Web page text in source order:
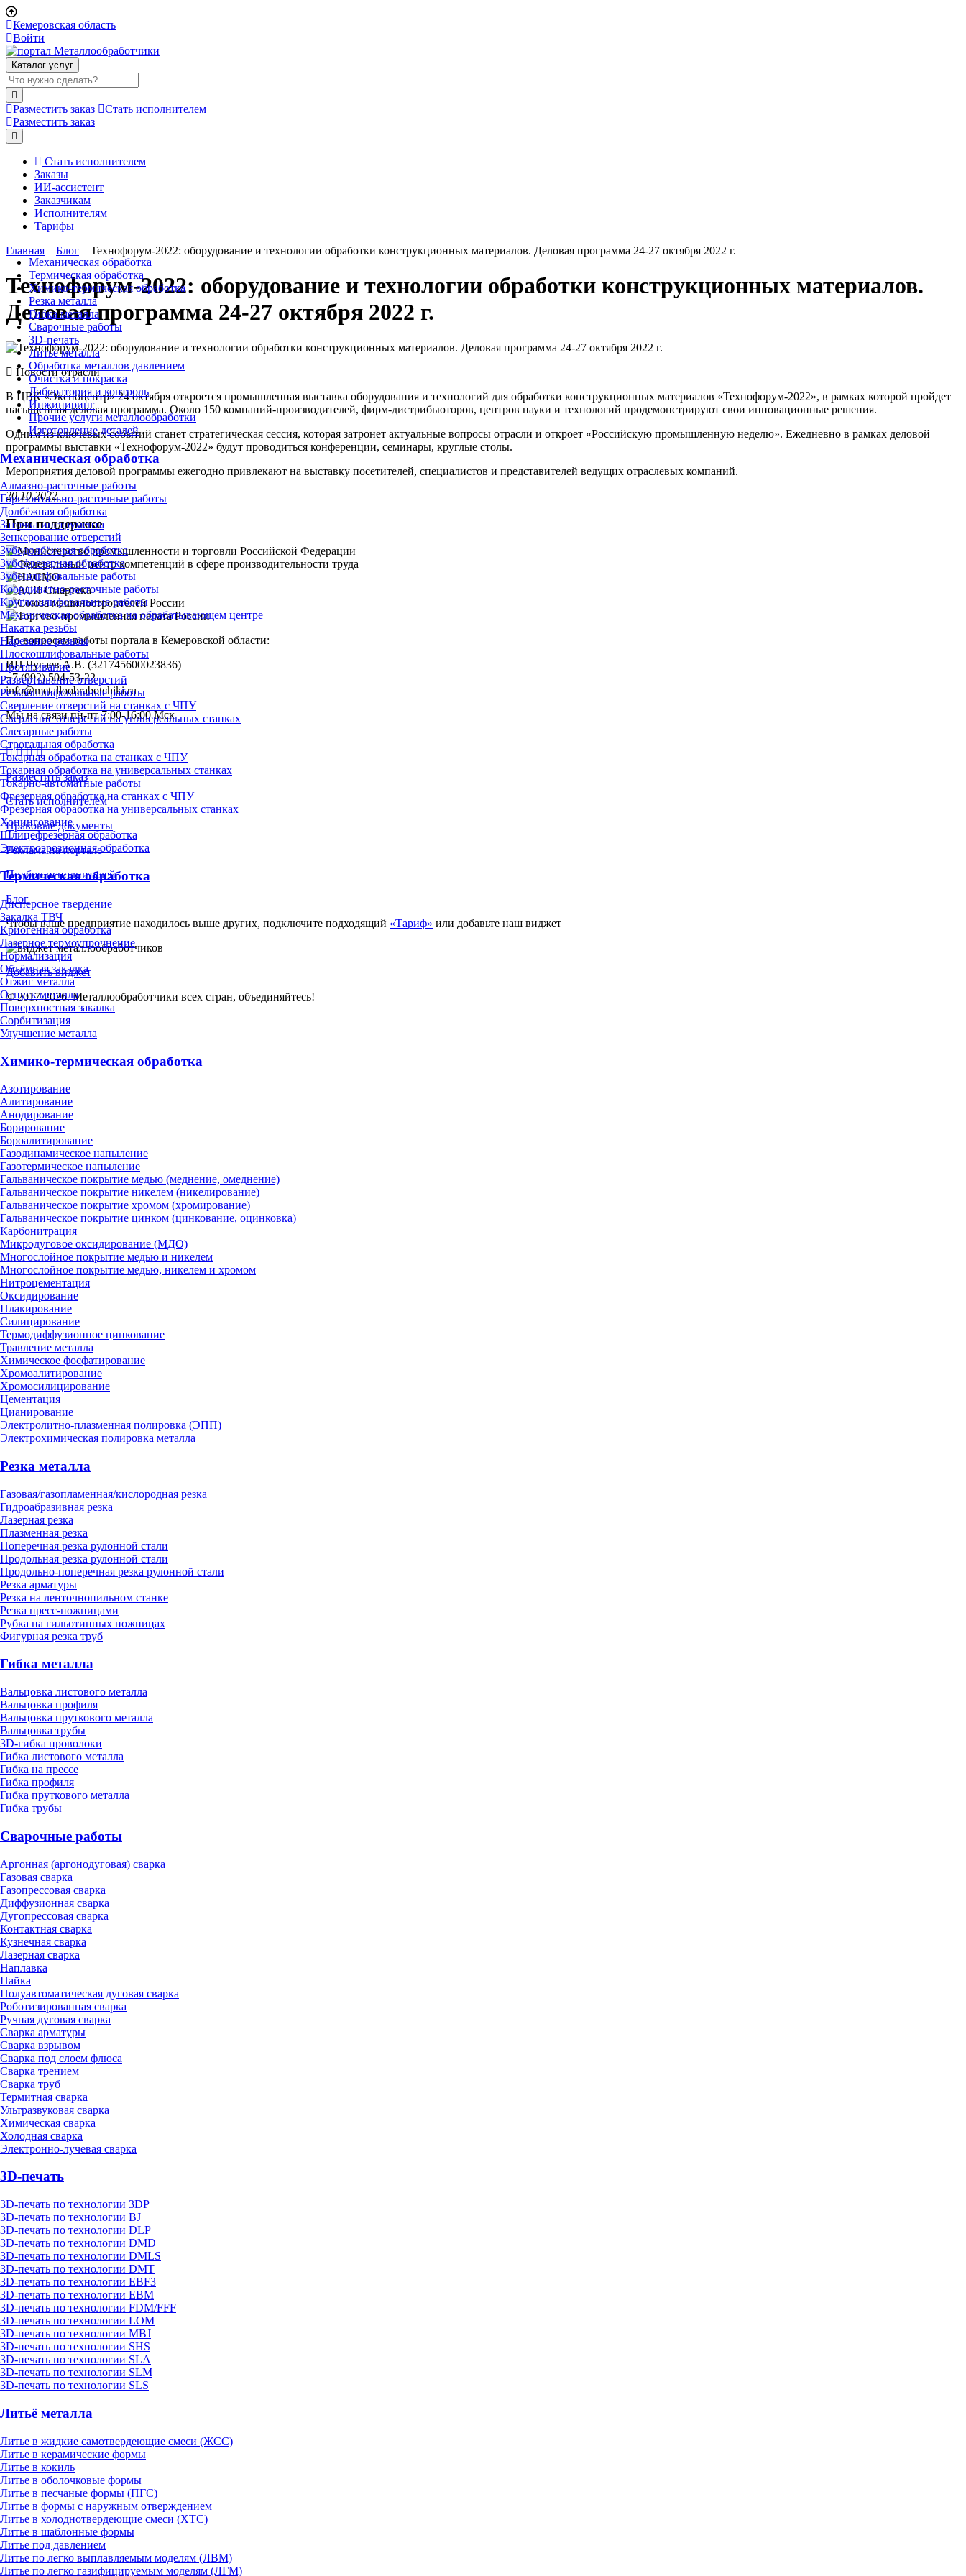
Кемеровская область
Войти
Каталог услуг
Разместить заказ
Стать исполнителем
Разместить заказ
Стать исполнителем
Заказы
ИИ-ассистент
Заказчикам
Исполнителям
Тарифы
Механическая обработка
Термическая обработка
Химико-термическая обработка
Резка металла
Гибка металла
Сварочные работы
3D-печать
Литьё металла
Обработка металлов давлением
Очистка и покраска
Лаборатория и контроль
Инжиниринг
Прочие услуги металлообработки
Изготовление деталей
Механическая обработка
Алмазно-расточные работы
Горизонтально-расточные работы
Долбёжная обработка
Заточка инструмента
Зенкерование отверстий
Зубодолбёжная обработка
Зубофрезерная обработка
Зубошлифовальные работы
Координатно-расточные работы
Круглошлифовальные работы
Механическая обработка на обрабатывающем центре
Накатка резьбы
Нарезание резьбы
Плоскошлифовальные работы
Протягивание
Развертывание отверстий
Резьбошлифовальные работы
Сверление отверстий на станках с ЧПУ
Сверление отверстий на универсальных станках
Слесарные работы
Строгальная обработка
Токарная обработка на станках с ЧПУ
Токарная обработка на универсальных станках
Токарно-автоматные работы
Фрезерная обработка на станках с ЧПУ
Фрезерная обработка на универсальных станках
Хонингование
Шлицефрезерная обработка
Электроэрозионная обработка
Термическая обработка
Дисперсное твердение
Закалка ТВЧ
Криогенная обработка
Лазерное термоупрочнение
Нормализация
Объёмная закалка
Отжиг металла
Отпуск металла
Поверхностная закалка
Сорбитизация
Улучшение металла
Химико-термическая обработка
Азотирование
Алитирование
Анодирование
Борирование
Бороалитирование
Газодинамическое напыление
Газотермическое напыление
Гальваническое покрытие медью (меднение, омеднение)
Гальваническое покрытие никелем (никелирование)
Гальваническое покрытие хромом (хромирование)
Гальваническое покрытие цинком (цинкование, оцинковка)
Карбонитрация
Микродуговое оксидирование (МДО)
Многослойное покрытие медью и никелем
Многослойное покрытие медью, никелем и хромом
Нитроцементация
Оксидирование
Плакирование
Силицирование
Термодиффузионное цинкование
Травление металла
Химическое фосфатирование
Хромоалитирование
Хромосилицирование
Цементация
Цианирование
Электролитно-плазменная полировка (ЭПП)
Электрохимическая полировка металла
Резка металла
Газовая/газопламенная/кислородная резка
Гидроабразивная резка
Лазерная резка
Плазменная резка
Поперечная резка рулонной стали
Продольная резка рулонной стали
Продольно-поперечная резка рулонной стали
Резка арматуры
Резка на ленточнопильном станке
Резка пресс-ножницами
Рубка на гильотинных ножницах
Фигурная резка труб
Гибка металла
Вальцовка листового металла
Вальцовка профиля
Вальцовка пруткового металла
Вальцовка трубы
3D-гибка проволоки
Гибка листового металла
Гибка на прессе
Гибка профиля
Гибка пруткового металла
Гибка трубы
Сварочные работы
Аргонная (аргонодуговая) сварка
Газовая сварка
Газопрессовая сварка
Диффузионная сварка
Дугопрессовая сварка
Контактная сварка
Кузнечная сварка
Лазерная сварка
Наплавка
Пайка
Полуавтоматическая дуговая сварка
Роботизированная сварка
Ручная дуговая сварка
Сварка арматуры
Сварка взрывом
Сварка под слоем флюса
Сварка трением
Сварка труб
Термитная сварка
Ультразвуковая сварка
Химическая сварка
Холодная сварка
Электронно-лучевая сварка
3D-печать
3D-печать по технологии 3DP
3D-печать по технологии BJ
3D-печать по технологии DLP
3D-печать по технологии DMD
3D-печать по технологии DMLS
3D-печать по технологии DMT
3D-печать по технологии EBF3
3D-печать по технологии EBM
3D-печать по технологии FDM/FFF
3D-печать по технологии LOM
3D-печать по технологии MBJ
3D-печать по технологии SHS
3D-печать по технологии SLA
3D-печать по технологии SLM
3D-печать по технологии SLS
Литьё металла
Литье в жидкие самотвердеющие смеси (ЖСС)
Литье в керамические формы
Литье в кокиль
Литье в оболочковые формы
Литье в песчаные формы (ПГС)
Литье в формы с наружным отверждением
Литье в холоднотвердеющие смеси (ХТС)
Литье в шаблонные формы
Литье под давлением
Литье по легко выплавляемым моделям (ЛВМ)
Литье по легко газифицируемым моделям (ЛГМ)
Главная—Блог—Технофорум-2022: оборудование и технологии обработки конструкционных материалов. Деловая программа 24-27 октября 2022 г.
Технофорум-2022: оборудование и технологии обработки конструкционных материалов.
Деловая программа 24-27 октября 2022 г.
Новости отрасли
В ЦВК «Экспоцентр» 24 октября откроется промышленная выставка оборудования и технологий для обработки конструкционных материалов «Технофорум-2022», в рамках которой пройдет
насыщенная деловая программа. Около 150 компаний-производителей, фирм-дистрибьюторов, центров науки и технологий продемонстрируют свои инновационные решения.
Одним из ключевых событий станет стратегическая сессия, которая затронет актуальные вопросы отрасли и откроет «Российскую промышленную неделю». Ежедневно в рамках деловой
программы выставки «Технофорум-2022» будут проводиться конференции, семинары, круглые столы.
Мероприятия деловой программы ежегодно привлекают на выставку посетителей, специалистов и представителей ведущих отраслевых компаний.
20.10.2022
При поддержке
По вопросам работы портала в Кемеровской области:
ИП Чугаев А.В. (321745600023836)
+7 (992) 504-53-22
info@metalloobrabotchiki.ru
Мы на связи пн-пт 7:00-16:00 Мск
Разместить заказ
Стать исполнителем
Правовые документы
Реклама на портале
Подбор исполнителей
Блог
Чтобы ваше предприятие находилось выше других, подключите подходящий «Тариф» или добавьте наш виджет
Добавить виджет
© 2017-2026. Металлообработчики всех стран, объединяйтесь!